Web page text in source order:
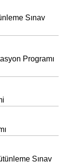
Sınav
Programı
Sınav